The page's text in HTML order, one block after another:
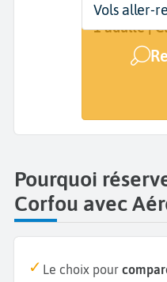
Départ
Bâle (BSL)
Dates
Dates de
Voyageurs |
1 adulte |
Vols aller-
Pourquoi
Corfou avec
Le choix pour